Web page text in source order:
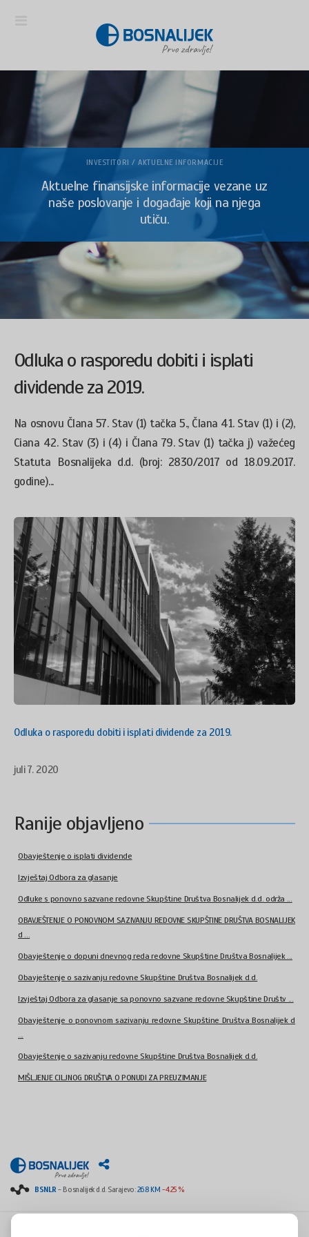
INVESTITORI / AKTUELNE INFORMACIJE
Aktuelne finansijske informacije vezane uz
naše poslovanje i događaje koji na njega
utiču.
Odluka o rasporedu dobiti i isplati
dividende za 2019.
Na osnovu Člana 57. Stav (1) tačka 5., Člana 41. Stav (1) i (2),
Ciana 42. Stav (3) i (4) i Člana 79. Stav (1) tačka j) važećeg
Statuta Bosnalijeka d.d. (broj: 2830/2017 od 18.09.2017.
godine)...
Odluka o rasporedu dobiti i isplati dividende za 2019.
juli 7. 2020
Ranije objavljeno
Obavještenje o isplati dividende
Izvještaj Odbora za glasanje
Odluke s ponovno sazvane redovne Skupštine Društva Bosnalijek d.d. održa ...
OBAVJEŠTENJE O PONOVNOM SAZIVANJU REDOVNE SKUPŠTINE DRUŠTVA BOSNALIJEK
d ...
Obavještenje o dopuni dnevnog reda redovne Skupštine Društva Bosnalijek ...
Obavještenje o sazivanju redovne Skupštine Društva Bosnalijek d.d.
Izvještaj Odbora za glasanje sa ponovno sazvane redovne Skupštine Društv ...
Obavještenje o ponovnom sazivanju redovne Skupštine Društva Bosnalijek d
...
Obavještenje o sazivanju redovne Skupštine Društva Bosnalijek d.d.
MIŠLJENJE CILJNOG DRUŠTVA O PONUDI ZA PREUZIMANJE
BSNLR- Bosnalijek d.d. Sarajevo:26.8 KM -4.25 %